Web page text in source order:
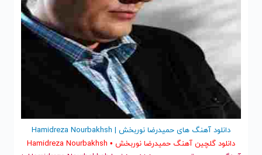
دانلود آهنگ های حمیدرضا نوربخش | Hamidreza Nourbakhsh
دانلود گلچین آهنگ حمیدرضا نوربخش • Hamidreza Nourbakhsh